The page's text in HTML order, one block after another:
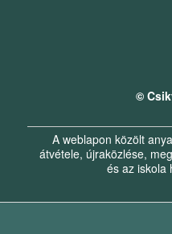
©
A weblapon közölt
átvétele, újraközlése,
és az iskola